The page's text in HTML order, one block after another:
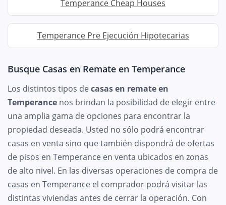
Temperance Cheap Houses
Temperance Pre Ejecución Hipotecarias
Busque Casas en Remate en Temperance
Los distintos tipos decasas en remate en
Temperance nos brindan la posibilidad de elegir entre
una amplia gama de opciones para encontrar la
propiedad deseada. Usted no sólo podrá encontrar
casas en venta sino que también dispondrá de ofertas
de pisos en Temperance en venta ubicados en zonas
de alto nivel. En las diversas operaciones de compra de
casas en Temperance el comprador podrá visitar las
distintas viviendas antes de cerrar la operación. Con